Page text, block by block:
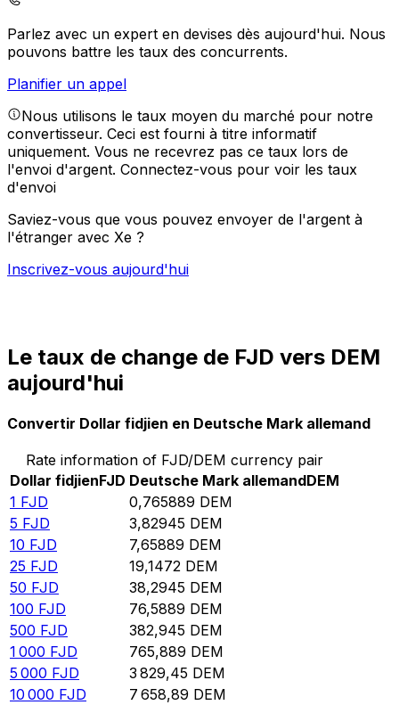
Parlez avec un expert en devises dès aujourd'hui. Nous
pouvons battre les taux des concurrents.
Planifier un appel
Nous utilisons le taux moyen du marché pour notre
convertisseur. Ceci est fourni à titre informatif
uniquement. Vous ne recevrez pas ce taux lors de
l'envoi d'argent. Connectez-vous pour voir les taux
d'envoi
Saviez-vous que vous pouvez envoyer de l'argent à
l'étranger avec Xe ?
Inscrivez-vous aujourd'hui
Le taux de change de FJD vers DEM
aujourd'hui
Convertir Dollar fidjien en Deutsche Mark allemand
Rate information of FJD/DEM currency pair
Dollar fidjienFJD Deutsche Mark allemandDEM
1 FJD 0,765889 DEM
5 FJD 3,82945 DEM
10 FJD 7,65889 DEM
25 FJD 19,1472 DEM
50 FJD 38,2945 DEM
100 FJD 76,5889 DEM
500 FJD 382,945 DEM
1 000 FJD 765,889 DEM
5 000 FJD 3 829,45 DEM
10 000 FJD 7 658,89 DEM